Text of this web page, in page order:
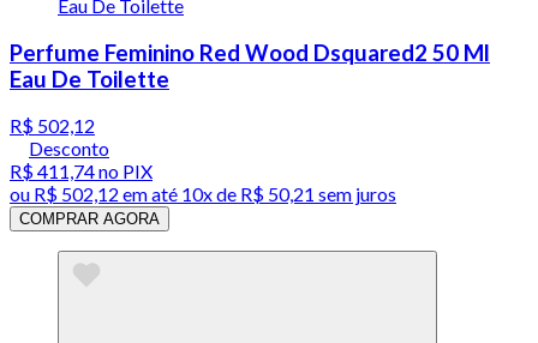
Perfume Feminino Red Wood Dsquared2 50 Ml
Eau De Toilette
R$ 502,12
Desconto
R$ 411,74no PIX
ou R$ 502,12 em até 10x de R$ 50,21 sem juros
COMPRAR AGORA